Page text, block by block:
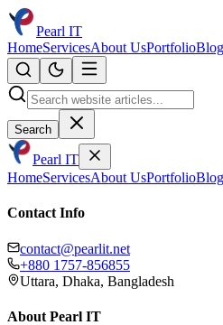
Pearl IT
HomeServicesAbout UsPortfolioBlog
Search
Pearl IT
HomeServicesAbout UsPortfolioBlog
Contact Info
contact@pearlit.net
+880 1757-856855
Uttara, Dhaka, Bangladesh
About Pearl IT